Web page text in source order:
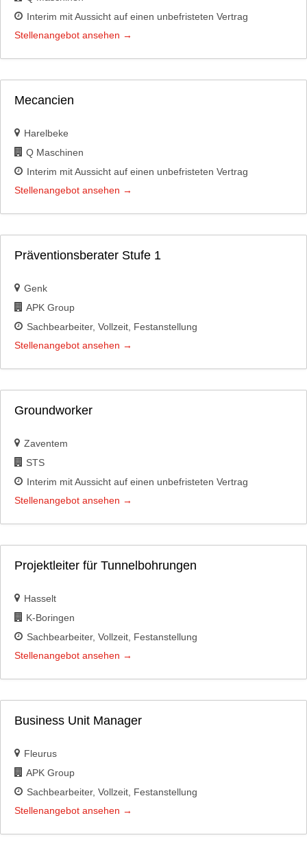
Interim mit Aussicht auf einen unbefristeten Vertrag
Stellenangebot ansehen
Mecancien
Harelbeke
Q Maschinen
Interim mit Aussicht auf einen unbefristeten Vertrag
Stellenangebot ansehen
Präventionsberater Stufe 1
Genk
APK Group
Sachbearbeiter Vollzeit Festanstellung
Stellenangebot ansehen
Groundworker
Zaventem
STS
Interim mit Aussicht auf einen unbefristeten Vertrag
Stellenangebot ansehen
Projektleiter für Tunnelbohrungen
Hasselt
K-Boringen
Sachbearbeiter Vollzeit Festanstellung
Stellenangebot ansehen
Business Unit Manager
Fleurus
APK Group
Sachbearbeiter Vollzeit Festanstellung
Stellenangebot ansehen